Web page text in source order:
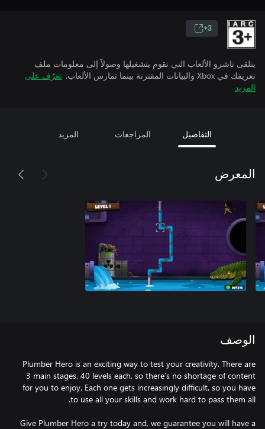
3+
يتلقى ناشرو الألعاب التي تقوم بتشغيلها وصولاً إلى معلومات ملف
تعريفك في Xbox والبيانات المقترنة بينما تمارس الألعاب.
تعرّف على
المزيد
التفاصيل المراجعات المزيد
المعرض
الوصف
Plumber Hero is an exciting way to test your creativity. There are
3 main stages, 40 levels each, so there’s no shortage of content
for you to enjoy. Each one gets increasingly difficult, so you have
Give Plumber Hero a try today and, we guarantee you will have a